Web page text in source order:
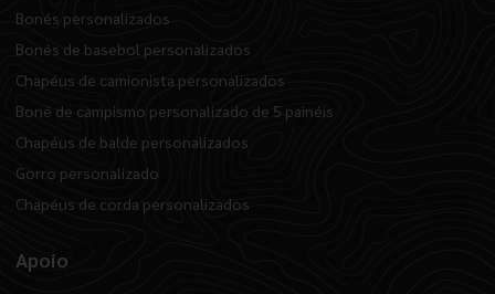
Bonés personalizados
Bonés de basebol personalizados
Chapéus de camionista personalizados
Boné de campismo personalizado de 5 painéis
Chapéus de balde personalizados
Gorro personalizado
Chapéus de corda personalizados
Apoio